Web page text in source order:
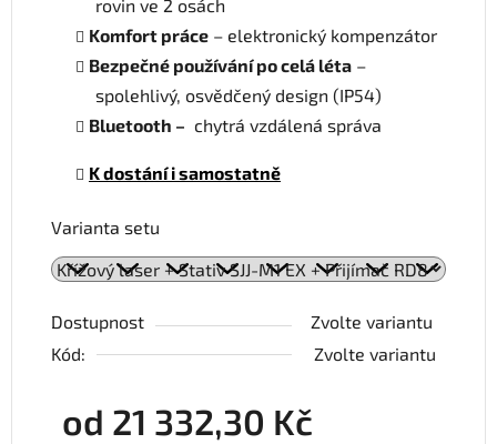
rovin ve 2 osách
Komfort práce – elektronický kompenzátor
Bezpečné používání po celá léta –
spolehlivý, osvědčený design (IP54)
Bluetooth – chytrá vzdálená správa
K dostání i samostatně
Varianta setu
Dostupnost
Zvolte variantu
Kód:
Zvolte variantu
od 21 332,30 Kč